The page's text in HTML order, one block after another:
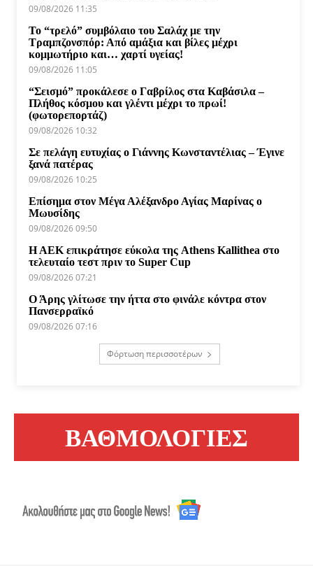
09/08/2026 11:35
Το “τρελό” συμβόλαιο του Σαλάχ με την
Τραμπζονσπόρ: Από αμάξια και βίλες μέχρι
κομμωτήριο και… χαρτί υγείας!
09/08/2026 11:05
“Σεισμό” προκάλεσε ο Γαβρίλος στα Καβάσιλα –
Πλήθος κόσμου και γλέντι μέχρι το πρωί!
(φωτορεπορτάζ)
09/08/2026 10:32
Σε πελάγη ευτυχίας ο Γιάννης Κωνσταντέλιας – Έγινε
ξανά πατέρας
09/08/2026 10:25
Επίσημα στον Μέγα Αλέξανδρο Αγίας Μαρίνας ο
Μωυσίδης
09/08/2026 09:50
Η ΑΕΚ επικράτησε εύκολα της Athens Kallithea στο
τελευταίο τεστ πριν το Super Cup
09/08/2026 07:21
Ο Άρης γλίτωσε την ήττα στο φινάλε κόντρα στον
Πανσερραϊκό
09/08/2026 07:16
Φόρτωση περισσοτέρων
ΒΑΘΜΟΛΟΓΙΕΣ